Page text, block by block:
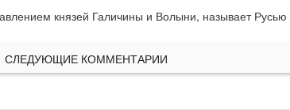
князей Галичины и Волыни, называет
СЛЕДУЮЩИЕ КОММЕНТАРИИ